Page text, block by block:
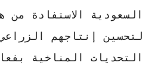
السعودية الاستفادة من
لتحسين إنتاجهم
التحديات المناخية